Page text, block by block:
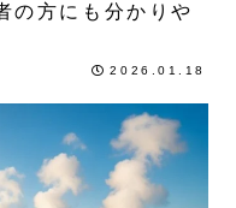
の方にも分かりや
2026.01.18